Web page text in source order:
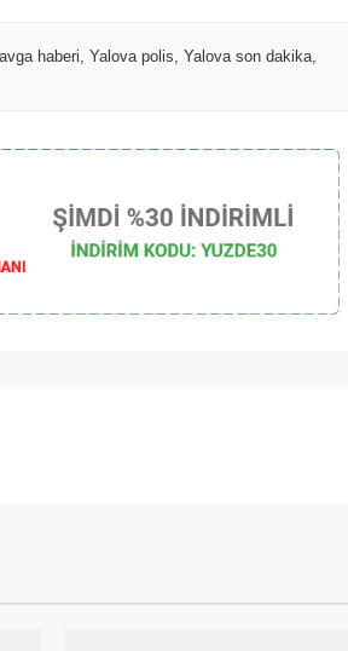
haberi Yalova polis Yalova son dakika